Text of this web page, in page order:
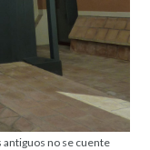
antiguos no se cuente